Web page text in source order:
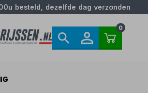
besteld, dezelfde dag verzonden
0